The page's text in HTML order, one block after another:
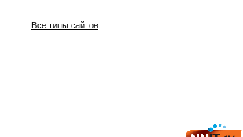
Все типы сайтов